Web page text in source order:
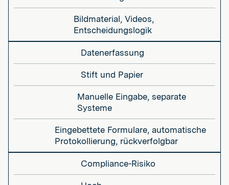
Bildmaterial, Videos,
Entscheidungslogik
Datenerfassung
Stift und Papier
Manuelle Eingabe, separate
Systeme
Eingebettete Formulare, automatische
Protokollierung, rückverfolgbar
Compliance-Risiko